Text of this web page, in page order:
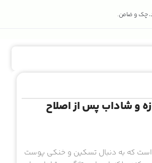
و شاداب پس از اصلاح
است که به دنبال تسکین و خنکی پوست